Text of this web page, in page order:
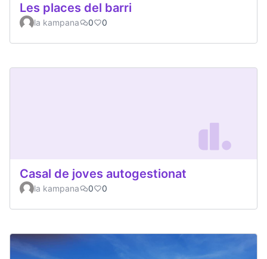
Les places del barri
la kampana 0 0
Casal de joves autogestionat
la kampana 0 0